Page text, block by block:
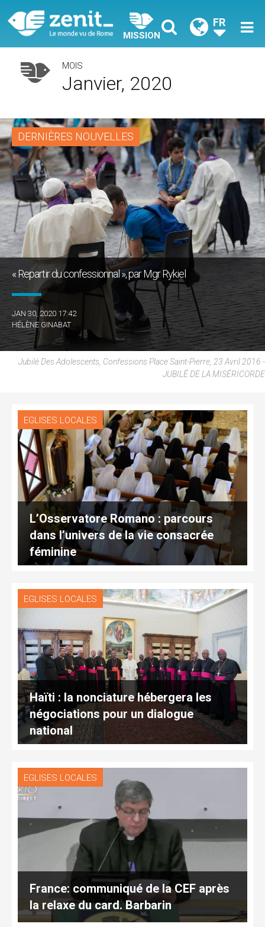
MISSION
FR
MOIS
Janvier, 2020
DERNIÈRES NOUVELLES
« Repartir du confessionnal », par Mgr Rykiel
JAN 30, 2020 17:42
HÉLÈNE GINABAT
Jubilé Des Adolescents, Confessions Place Saint-Pierre, 23 Avril 2016 -
JUBILÉ DE LA MISÉRICORDE
EGLISES LOCALES
L’Osservatore Romano : parcours
dans l’univers de la vie consacrée
féminine
EGLISES LOCALES
Haïti : la nonciature hébergera les
négociations pour un dialogue
national
EGLISES LOCALES
France: communiqué de la CEF après
la relaxe du card. Barbarin